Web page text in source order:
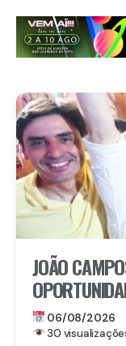
JOÃO
BOM PELA
06/08/2026
30